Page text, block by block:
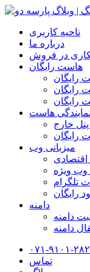
ناحیه کاربری
درباره ما
در فروش
هاست رایگان
رایگان
رایگان
رایگان
نمایندگی هاست
خارج
رایگان
میزبانی وب
اقتصادی
وب ویژه
تلگرام
رایگان
دامنه
دامنه
دامنه
۹۱۰۱-۲۸۲۱
تماس